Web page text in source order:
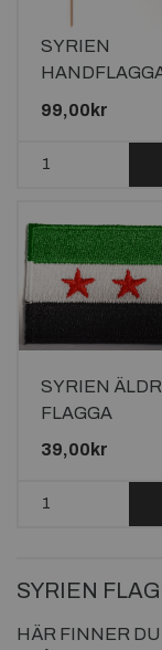
SYRIEN
STJÄRNOR
45X30CM
99,00kr
SYRIEN
FLAGGA
TYGMÄRKE
39,00kr
SYRIEN
HÄR FINNER DU